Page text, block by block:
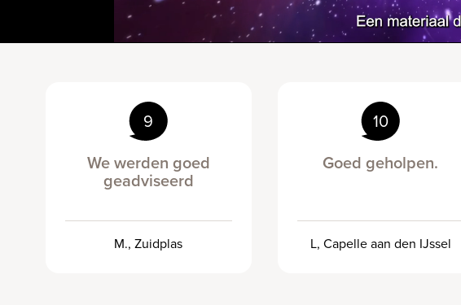
9
We werden goed
geadviseerd
M., Zuidplas
10
Goed geholpen.
L, Capelle aan den IJssel